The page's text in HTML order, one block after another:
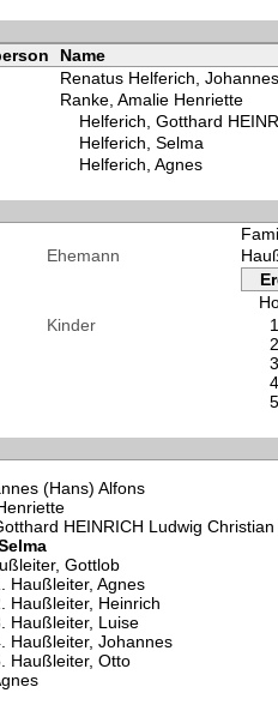
Name
Renatus Helferich,
Ranke, Amalie Henriette
Helferich, Gotthard
Helferich, Selma
Helferich, Agnes
Ehemann
Kinder
(Hans) Alfons
HEINRICH Ludwig Christian
Gottlob
Haußleiter, Agnes
Haußleiter, Heinrich
Haußleiter, Luise
Haußleiter, Johannes
Haußleiter, Otto